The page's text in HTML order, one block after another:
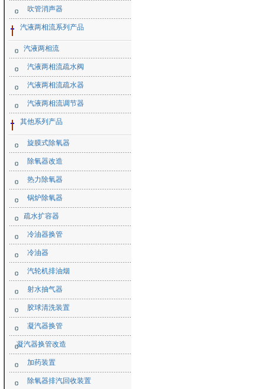
吹管消声器
汽液两相流系列产品
汽液两相流
汽液两相流疏水阀
汽液两相流疏水器
汽液两相流调节器
其他系列产品
旋膜式除氧器
除氧器改造
热力除氧器
锅炉除氧器
疏水扩容器
冷油器换管
冷油器
汽轮机排油烟
射水抽气器
胶球清洗装置
凝汽器换管
凝汽器换管改造
加药装置
除氧器排汽回收装置